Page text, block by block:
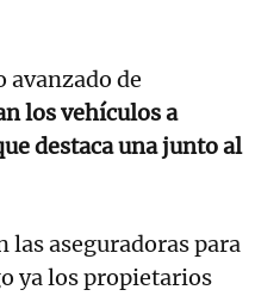
avanzado de
los vehículos a
destaca una junto al
las aseguradoras para
ya los propietarios